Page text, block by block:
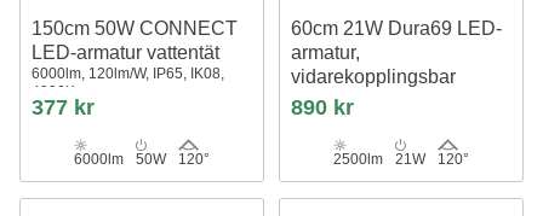
150cm 50W CONNECT
LED-armatur vattentät
6000lm, 120lm/W, IP65, IK08,
4000K
377 kr
6000lm 50W 120°
60cm 21W Dura69 LED-
armatur,
vidarekopplingsbar
IP69, IK08, 1-10V, RA90,▽D-
märkt
890 kr
2500lm 21W 120°